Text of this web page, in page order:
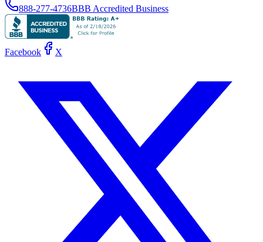
888-277-4736BBB Accredited Business
Facebook X